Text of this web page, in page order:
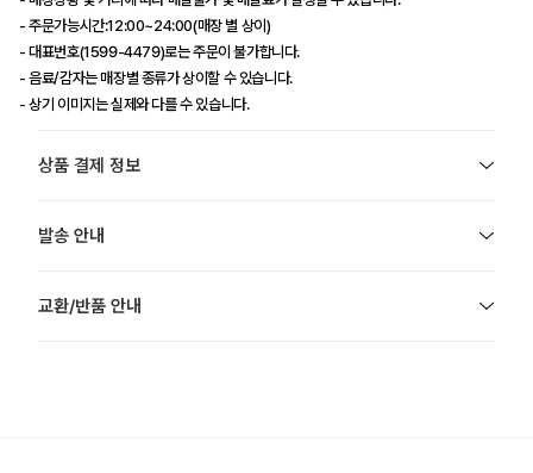
- 주문가능시간:12:00~24:00(매장 별 상이)
- 대표번호(1599-4479)로는 주문이 불가합니다.
- 음료/감자는 매장별 종류가 상이할 수 있습니다.
- 상기 이미지는 실제와 다를 수 있습니다.
상품 결제 정보
발송 안내
교환/반품 안내